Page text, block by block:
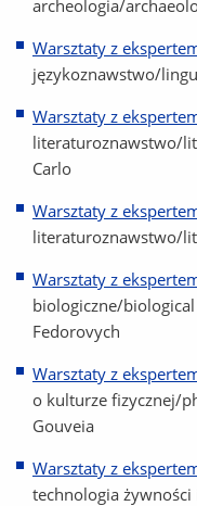
archeologia/
Warsztaty z
językoznawstwo/
Warsztaty z
literaturoznawstwo/
Carlo
Warsztaty z
literaturoznawstwo/
Warsztaty z
biologiczne/
Fedorovych
Warsztaty z
o kulturze fizycznej/
Gouveia
Warsztaty z
technologia